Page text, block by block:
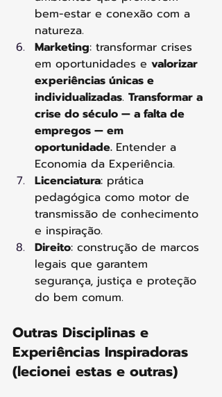
bem-estar e conexão com a
natureza.
Marketing: transformar crises
em oportunidades e valorizar
experiências únicas e
individualizadas. Transformar a
crise do século — a falta de
empregos — em
oportunidade. Entender a
Economia da Experiência.
Licenciatura: prática
pedagógica como motor de
transmissão de conhecimento
e inspiração.
Direito: construção de marcos
legais que garantem
segurança, justiça e proteção
do bem comum.
Outras Disciplinas e
Experiências Inspiradoras
(lecionei estas e outras)